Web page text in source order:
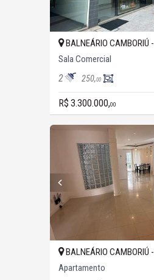
BALNEÁRIO CAMBORIÚ -
Sala Comercial
2 250,00
R$ 3.300.000,00
BALNEÁRIO CAMBORIÚ -
Apartamento